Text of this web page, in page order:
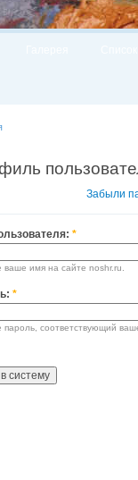
Забыли
*
ваше имя на сайте noshr.ru.
*
пароль, соответствующий